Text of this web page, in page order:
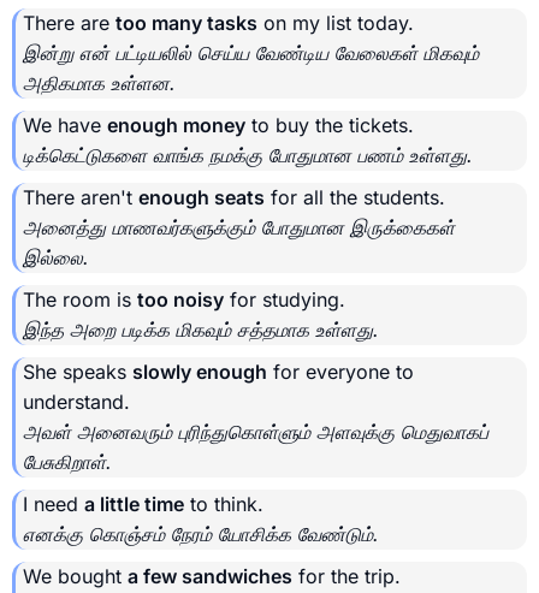
There are too many tasks on my list today.
இன்று என் பட்டியலில் செய்ய வேண்டிய வேலைகள் மிகவும்
அதிகமாக உள்ளன.
We have enough money to buy the tickets.
டிக்கெட்டுகளை வாங்க நமக்கு போதுமான பணம் உள்ளது.
There aren't enough seats for all the students.
அனைத்து மாணவர்களுக்கும் போதுமான இருக்கைகள்
இல்லை.
The room is too noisy for studying.
இந்த அறை படிக்க மிகவும் சத்தமாக உள்ளது.
She speaks slowly enough for everyone to
understand.
அவள் அனைவரும் புரிந்துகொள்ளும் அளவுக்கு மெதுவாகப்
பேசுகிறாள்.
I need a little time to think.
எனக்கு கொஞ்சம் நேரம் யோசிக்க வேண்டும்.
We bought a few sandwiches for the trip.